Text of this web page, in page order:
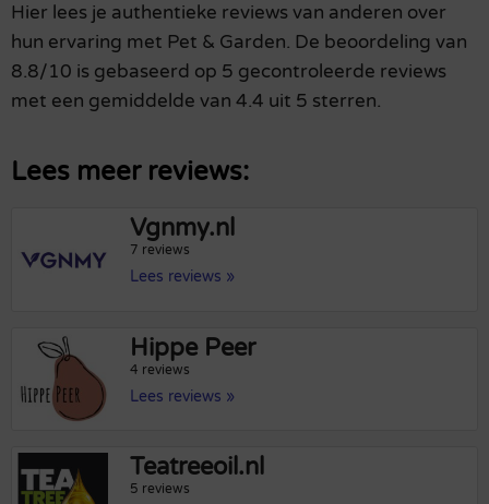
Hier lees je authentieke reviews van anderen over
hun ervaring met Pet & Garden. De beoordeling van
8.8/10 is gebaseerd op 5 gecontroleerde reviews
met een gemiddelde van 4.4 uit 5 sterren.
Lees meer reviews:
Vgnmy.nl
7 reviews
Lees reviews »
Hippe Peer
4 reviews
Lees reviews »
Teatreeoil.nl
5 reviews